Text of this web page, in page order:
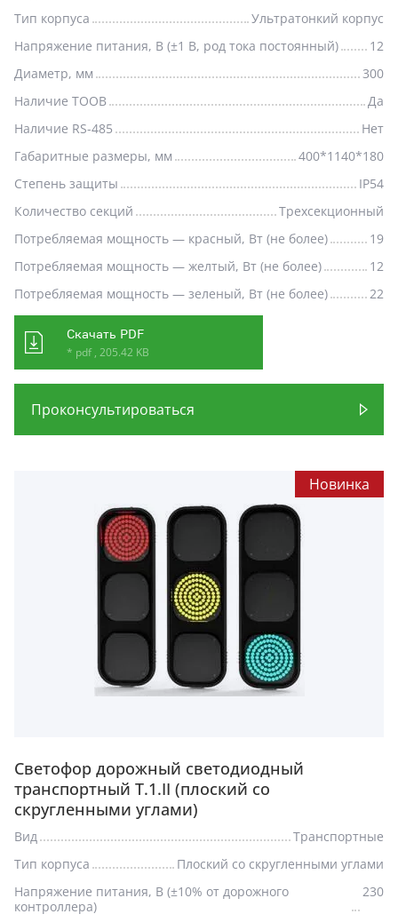
Тип корпуса
Ультратонкий корпус
Напряжение питания, В (±1 В, род тока постоянный)
12
Диаметр, мм
300
Наличие ТООВ
Да
Наличие RS-485
Нет
Габаритные размеры, мм
400*1140*180
Степень защиты
IP54
Количество секций
Трехсекционный
Потребляемая мощность — красный, Вт (не более)
19
Потребляемая мощность — желтый, Вт (не более)
12
Потребляемая мощность — зеленый, Вт (не более)
22
Скачать PDF
* pdf , 205.42 KB
Проконсультироваться
Новинка
Светофор дорожный светодиодный
транспортный Т.1.II (плоский со
скругленными углами)
Вид
Транспортные
Тип корпуса
Плоский со скругленными углами
Напряжение питания, В (±10% от дорожного
контроллера)
230